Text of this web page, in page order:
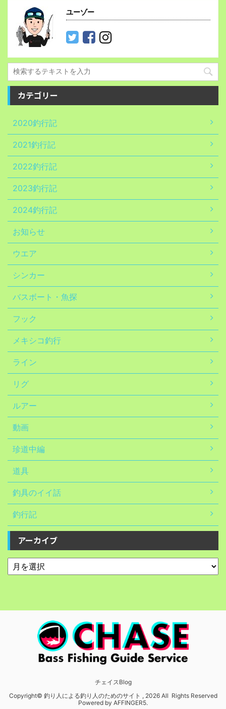
ユーゾー
カテゴリー
2020釣行記
2021釣行記
2022釣行記
2023釣行記
2024釣行記
お知らせ
ウエア
シンカー
バスボート・魚探
フック
メキシコ釣行
ライン
リグ
ルアー
動画
珍道中編
道具
釣具のイイ話
釣行記
アーカイブ
チェイスBlog
Copyright© 釣り人による釣り人のためのサイト , 2026 All Rights Reserved
Powered by AFFINGER5.